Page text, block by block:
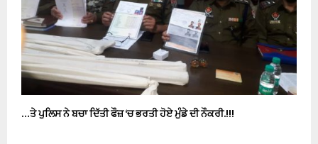
…ਤੇ ਪੁਲਿਸ ਨੇ ਬਚਾ ਦਿੱਤੀ ਫੌਜ਼ ‘ਚ ਭਰਤੀ ਹੋਏ ਮੁੰਡੇ ਦੀ ਨੌਕਰੀ.!!!